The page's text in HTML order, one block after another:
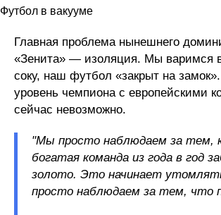
Футбол в вакууме
Главная проблема нынешнего
«Зенита» — изоляция. Мы варимся
соку, наш футбол «закрыт на
уровень чемпиона с европейскими
сейчас невозможно.
"Мы просто наблюдаем за тем,
богатая команда из года в год
золото. Это начинает
просто наблюдаем за тем, что